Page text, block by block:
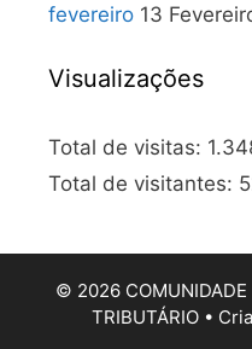
fevereiro 13
Visualizações
Total de visitas:
Total de visitantes:
© 2026 COMUNIDADE
TRIBUTÁRIO•